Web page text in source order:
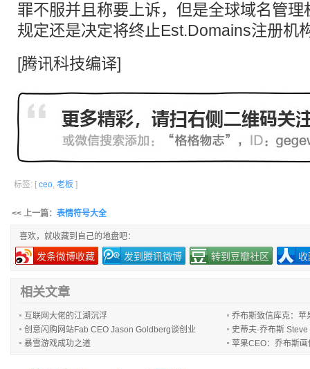
罪不服并且称要上诉，但是全球域名管
规定还是决定将终止Est.Domains注册机
[腾讯科技编译]
标签: [ ceo, 老板 ]
<< 上一篇： 表情符号大全
喜欢，就收藏到自己的地盘吧：
发条微博收藏 发到腾讯微博 转到豆瓣社区
相关文章
互联网大佬的江湖沉浮
乔布斯致信库克：苹
创意闪购网站Fab CEO Jason Goldberg谈创业
史蒂夫·乔布斯
暴雪游戏成功之道
苹果CEO：乔布斯画